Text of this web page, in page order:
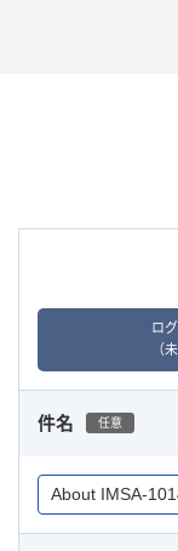
ロ
（
件名 任意